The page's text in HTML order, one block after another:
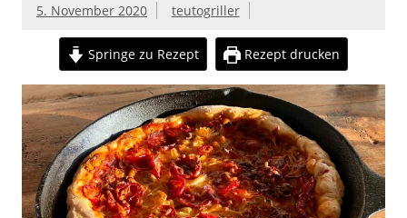
5. November 2020 teutogriller
Springe zu Rezept Rezept drucken